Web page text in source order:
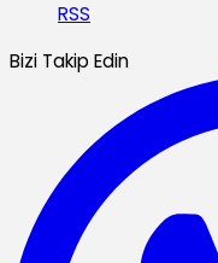
RSS
Bizi Takip Edin